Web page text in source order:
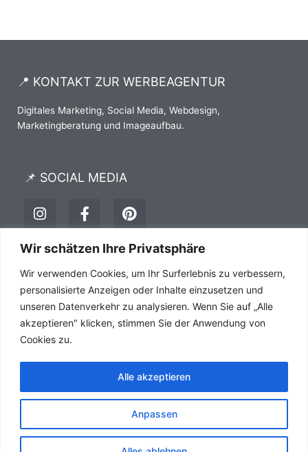
Wir schätzen Ihre Privatsphäre
Wir verwenden Cookies, um Ihr Surferlebnis zu verbessern,
personalisierte Anzeigen oder Inhalte einzusetzen und
unseren Datenverkehr zu analysieren. Wenn Sie auf „Alle
akzeptieren" klicken, stimmen Sie der Anwendung von
Cookies zu.
Anpassen
Alle akzeptieren
📍 KONTAKT ZUR WERBEAGENTUR
Digitales Marketing, Social Media, Webdesign,
Marketingberatung und Imageaufbau.
📌 SOCIAL MEDIA
I
n
s
t
g
r
a
m
F
a
c
e
o
o
k
-
P
i
n
t
r
e
s
t